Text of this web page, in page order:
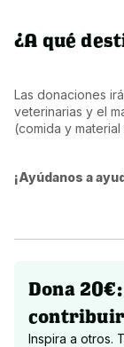
¿A qué
Las donaciones
veterinarias y el
(comida y
¡Ayúdanos a
Dona
contribuir
Inspira a otros.